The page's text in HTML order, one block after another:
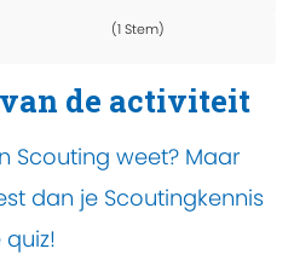
(1 Stem)
de activiteit
Scouting weet? Maar
dan je Scoutingkennis